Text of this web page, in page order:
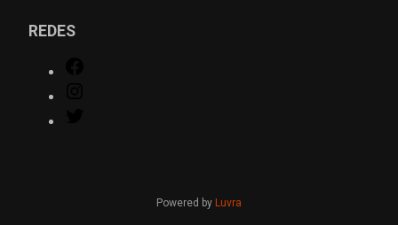
REDES
Powered by Luvra